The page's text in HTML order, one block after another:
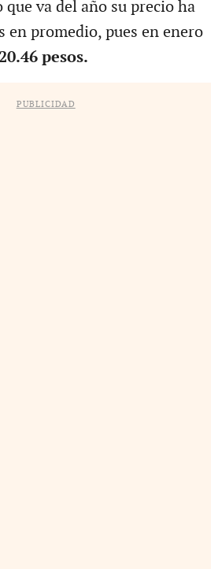
va del año su precio ha
en promedio, pues en enero
pesos.
PUBLICIDAD